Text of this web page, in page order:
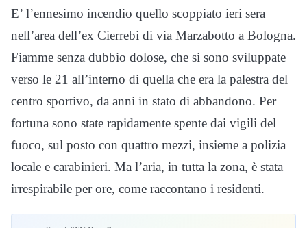
E’ l’ennesimo incendio quello scoppiato ieri sera
nell’area dell’ex Cierrebi di via Marzabotto a Bologna.
Fiamme senza dubbio dolose, che si sono sviluppate
verso le 21 all’interno di quella che era la palestra del
centro sportivo, da anni in stato di abbandono. Per
fortuna sono state rapidamente spente dai vigili del
fuoco, sul posto con quattro mezzi, insieme a polizia
locale e carabinieri. Ma l’aria, in tutta la zona, è stata
irrespirabile per ore, come raccontano i residenti.